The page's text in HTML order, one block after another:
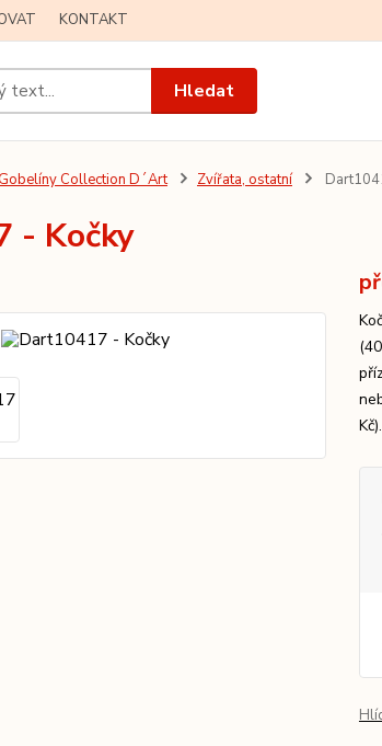
KONTAKT
Hledat
Gobelíny Collection D´Art Zvířata, ostatní
- Kočky